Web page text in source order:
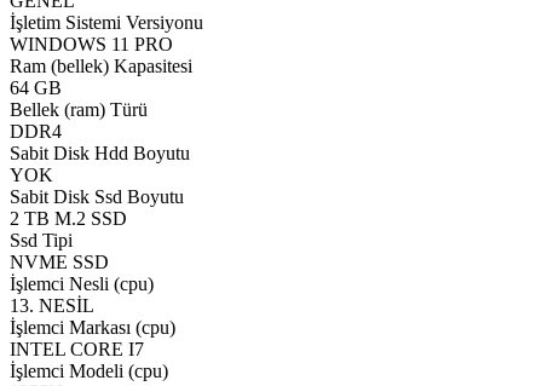
İşletim Sistemi Versiyonu
WINDOWS 11 PRO
Ram (bellek) Kapasitesi
64 GB
Bellek (ram) Türü
DDR4
Sabit Disk Hdd Boyutu
YOK
Sabit Disk Ssd Boyutu
2 TB M.2 SSD
Ssd Tipi
NVME SSD
İşlemci Nesli (cpu)
13. NESİL
İşlemci Markası (cpu)
INTEL CORE I7
İşlemci Modeli (cpu)